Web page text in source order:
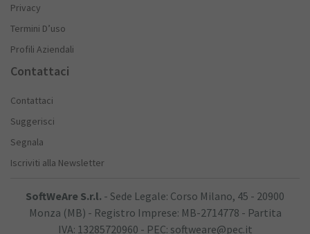
Privacy
Termini D’uso
Profili Aziendali
Contattaci
Contattaci
Suggerisci
Segnala
Iscriviti alla Newsletter
SoftWeAre S.r.l. - Sede Legale: Corso Milano, 45 - 20900
Monza (MB) - Registro Imprese: MB-2714778 - Partita
IVA: 13285720960 - PEC: softweare@pec.it